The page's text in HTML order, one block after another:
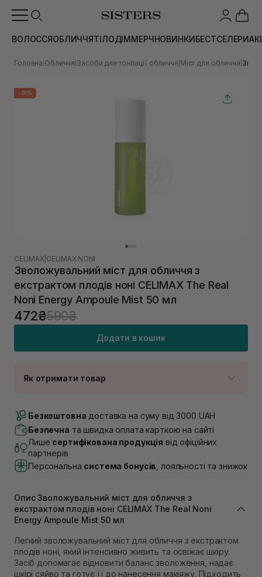
ВОЛОССЯОБЛИЧЧЯТІЛОДІММЕРЧНОВИНКИБЕСТСЕЛЕРИ
Головна Обличчя Засоби для тонізації обличчя Міст для обличчя
-20%
CELIMAX| CELIMAX NONI
Зволожувальний міст для обличчя з
екстрактом плодів ноні CELIMAX The Real
Noni Energy Ampoule Mist 50 мл
472₴590₴
Додати в кошик
Як отримати товар
Немає в наявності!
Немає в наявності!
Самовивіз м. Львів, вул. Академіка Підстригача, 1В
(Duck’s Lake)
Немає в наявності!
Самовивіз м. Львів, вул. Степана Бандери 45
В наявності
Самовивіз м. Рівне, вул. 16-го Липня, 15
В наявності
Самовивіз м. Рівне, вул. Кулика і Гудачека 23 (ТЦ
Екватор)
Немає в наявності!
Безкоштовна доставка на суму від 3000 UAH
Безпечна та швидка оплата карткою на сайті
Лише сертифікована продукція від офіційних
партнерів
Персональна система бонусів , лояльності та знижок
Опис Зволожувальний міст для обличчя з
екстрактом плодів ноні CELIMAX The Real Noni
Energy Ampoule Mist 50 мл
Легкий зволожувальний міст для обличчя з екстрактом
плодів ноні, який інтенсивно живить та освіжає шкіру.
Засіб допомагає відновити баланс зволоження, надає
шкірі сяйво та готує її до нанесення макіяжу. Підходить